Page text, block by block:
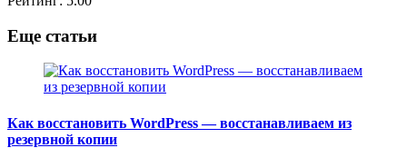
Еще статьи
Как восстановить WordPress — восстанавливаем из
резервной копии